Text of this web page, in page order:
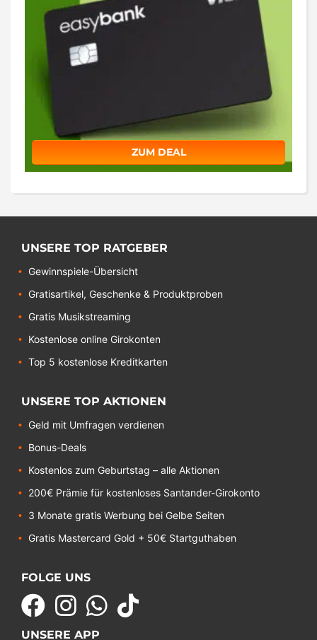
ZUM DEAL
UNSERE TOP RATGEBER
Gewinnspiele-Übersicht
Gratisartikel, Geschenke & Produktproben
Gratis Musikstreaming
Kostenlose online Girokonten
Top 5 kostenlose Kreditkarten
UNSERE TOP AKTIONEN
Geld mit Umfragen verdienen
Bonus-Deals
Kostenlos zum Geburtstag – alle Aktionen
200€ Prämie für kostenloses Santander-Girokonto
3 Monate gratis Werbung bei Gelbe Seiten
Gratis Mastercard Gold + 50€ Startguthaben
FOLGE UNS
UNSERE APP